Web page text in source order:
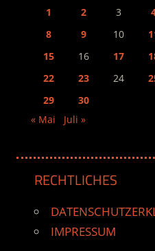
1
2 3
8
9 10
15
16 17
22
23 24
29
30
« Mai
Juli »
RECHTLICHES
IMPRESSUM